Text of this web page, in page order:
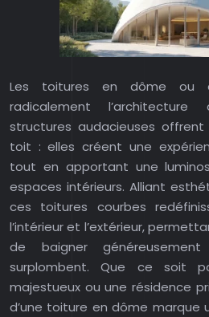
Les toitures en dôme ou
radicalement
structures audacieuses offrent
toit : elles créent une
tout en apportant une
espaces intérieurs. Alliant
ces toitures courbes
l’intérieur et l’extérieur,
de baigner
surplombent. Que ce soit
majestueux ou une résidence
d’une toiture en dôme marque